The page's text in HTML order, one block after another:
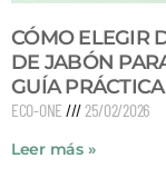
CÓMO ELEGIR
DE JABÓN
GUÍA PRÁCTICA
ECO-ONE 25/02/2026
Leer más »